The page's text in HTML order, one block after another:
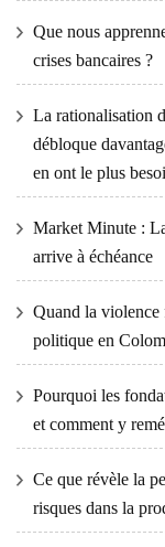
Que nous
crises bancaires ?
La rationalisation
débloque
en ont le plus
Market Minute :
arrive à échéance
Quand la violence
politique en
Pourquoi les
et comment y
Ce que révèle la
risques dans la